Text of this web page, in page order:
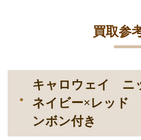
買取参
キャロウェイ ニ
ネイビー×レッ
ンボン付き